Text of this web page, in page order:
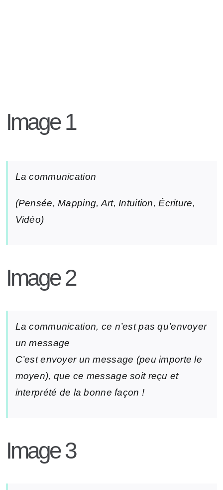
Image 1
La communication
(Pensée, Mapping, Art, Intuition, Écriture,
Vidéo)
Image 2
La communication, ce n’est pas qu’envoyer
un message
C’est envoyer un message (peu importe le
moyen), que ce message soit reçu et
interprété de la bonne façon !
Image 3